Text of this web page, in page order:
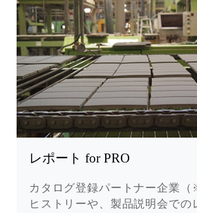
レポート for PRO
カタログ登録パートナー企業
ヒストリーや、製品説明会での